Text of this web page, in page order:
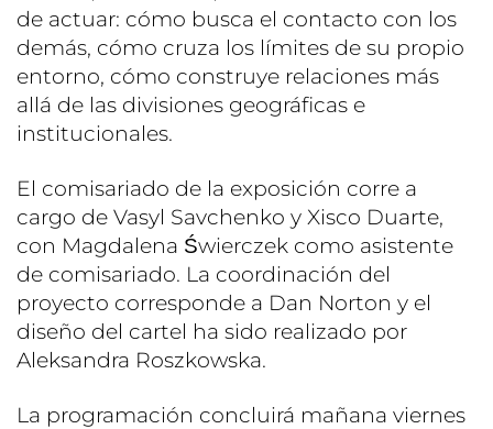
de actuar: cómo busca el contacto con los
demás, cómo cruza los límites de su propio
entorno, cómo construye relaciones más
allá de las divisiones geográficas e
institucionales.
El comisariado de la exposición corre a
cargo de Vasyl Savchenko y Xisco Duarte,
con Magdalena Świerczek como asistente
de comisariado. La coordinación del
proyecto corresponde a Dan Norton y el
diseño del cartel ha sido realizado por
Aleksandra Roszkowska.
La programación concluirá mañana viernes